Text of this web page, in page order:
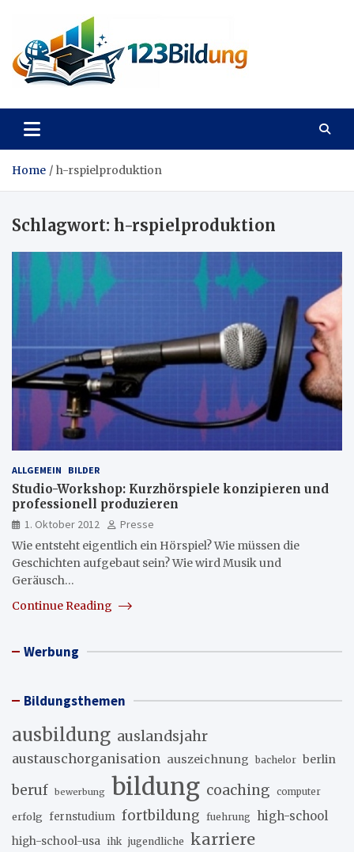
content
123Bildung
Home h-rspielproduktion
Schlagwort: h-rspielproduktion
ALLGEMEIN BILDER
Studio-Workshop: Kurzhörspiele konzipieren und
professionell produzieren
1. Oktober 2012
Presse
Wie entsteht eigentlich ein Hörspiel? Wie müssen die
Geschichten aufgebaut sein? Wie wird Musik und
Geräusch…
Continue Reading
Werbung
Bildungsthemen
ausbildung auslandsjahr
austauschorganisation auszeichnung bachelor berlin
beruf bewerbung bildung coaching computer
erfolg fernstudium fortbildung fuehrung high-school
high-school-usa ihk jugendliche karriere